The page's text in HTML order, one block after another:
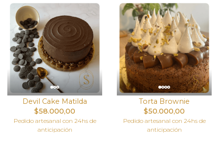
Devil Cake Matilda
$58.000,00
Pedido artesanal con 24hs de
anticipación
Torta Brownie
$50.000,00
Pedido artesanal con 24hs de
anticipación